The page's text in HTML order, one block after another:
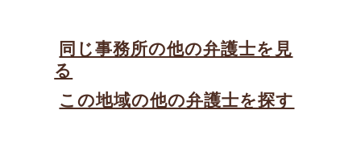
同じ事務所の他の弁護士を見
る
この地域の他の弁護士を探す